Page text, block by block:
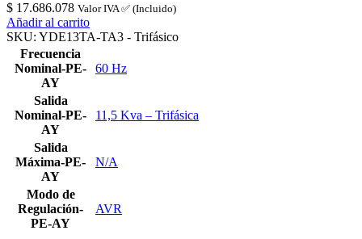
$ 17.686.078 Valor IVA ✅ (Incluido)
Añadir al carrito
SKU: YDE13TA-TA3 - Trifásico
Frecuencia
Nominal-PE-
AY
60 Hz
Salida
Nominal-PE-
AY
11,5 Kva – Trifásica
Salida
Máxima-PE-
AY
N/A
Modo de
Regulación-
PE-AY
AVR